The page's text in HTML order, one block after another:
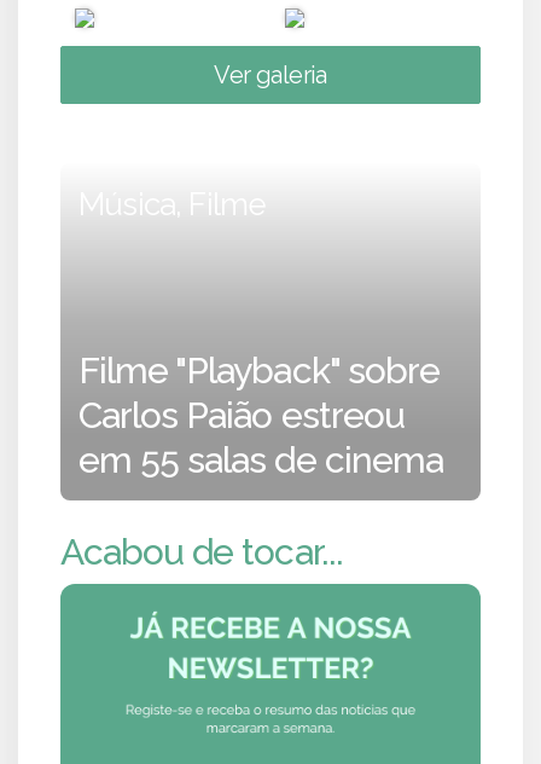
Ver galeria
Música, Filme
Filme "Playback" sobre
Carlos Paião estreou
em 55 salas de cinema
Acabou de tocar...